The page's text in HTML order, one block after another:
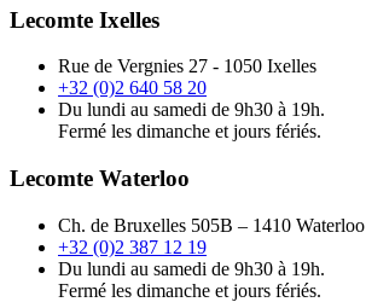
Lecomte Ixelles
Rue de Vergnies 27 - 1050 Ixelles
+32 (0)2 640 58 20
Du lundi au samedi de 9h30 à 19h.
Fermé les dimanche et jours fériés.
Lecomte Waterloo
Ch. de Bruxelles 505B – 1410 Waterloo
+32 (0)2 387 12 19
Du lundi au samedi de 9h30 à 19h.
Fermé les dimanche et jours fériés.